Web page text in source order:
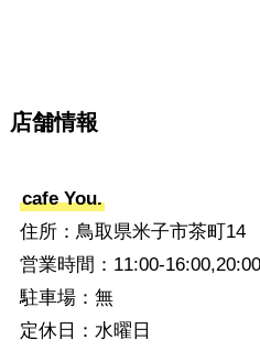
店舗情報
cafe You.
住所：鳥取県米子市茶町14
営業時間：11:00-
駐車場：無
定休日：水曜日